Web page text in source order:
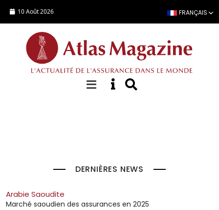
10 Août 2026 FRANÇAIS
À la Une
DERNIÈRES NEWS
Arabie Saoudite
Marché saoudien des assurances en 2025